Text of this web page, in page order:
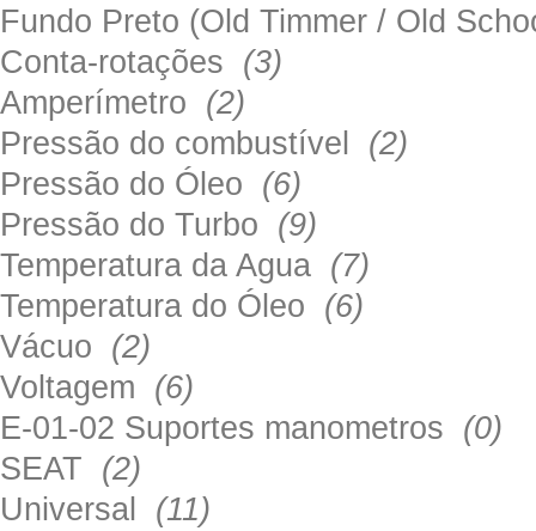
Fundo Preto (Old Timmer / Old
Conta-rotações (3)
Amperímetro (2)
Pressão do combustível (2)
Pressão do Óleo (6)
Pressão do Turbo (9)
Temperatura da Agua (7)
Temperatura do Óleo (6)
Vácuo (2)
Voltagem (6)
E-01-02 Suportes manometros (0)
SEAT (2)
Universal (11)